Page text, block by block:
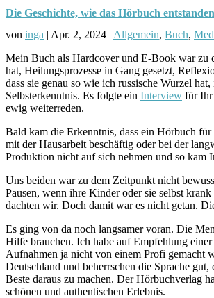
Die Geschichte, wie das Hörbuch
von inga | Apr. 2, 2024 | Allgemein, Buch,
Mein Buch als Hardcover und E-Book war zu
hat, Heilungsprozesse in Gang gesetzt,
dass sie genau so wie ich russische Wurzel
Selbsterkenntnis. Es folgte ein Interview für Ihr
ewig weiterreden.
Bald kam die Erkenntnis, dass ein Hörbuch
mit der Hausarbeit beschäftig oder bei der
Produktion nicht auf sich nehmen und so kam
Uns beiden war zu dem Zeitpunkt nicht
Pausen, wenn ihre Kinder oder sie selbst
dachten wir. Doch damit war es nicht getan.
Es ging von da noch langsamer voran. Die
Hilfe brauchen. Ich habe auf Empfehlung
Aufnahmen ja nicht von einem Profi gemacht
Deutschland und beherrschen die Sprache
Beste daraus zu machen. Der Hörbuchverlag
schönen und authentischen Erlebnis.